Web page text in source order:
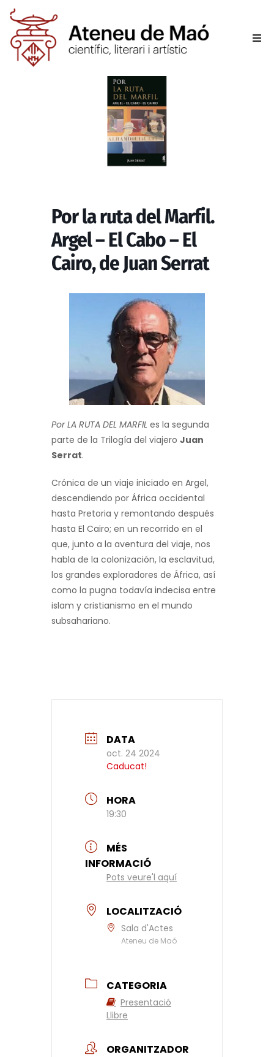
Por la ruta del Marfil.
Argel – El Cabo – El
Cairo, de Juan Serrat
Por LA RUTA DEL MARFIL es la segunda
parte de la Trilogía del viajero Juan
Serrat.
Crónica de un viaje iniciado en Argel,
descendiendo por África occidental
hasta Pretoria y remontando después
hasta El Cairo; en un recorrido en el
que, junto a la aventura del viaje, nos
habla de la colonización, la esclavitud,
los grandes exploradores de África, así
como la pugna todavía indecisa entre
islam y cristianismo en el mundo
subsahariano.
DATA
oct. 24 2024
Caducat!
HORA
19:30
MÉS
INFORMACIÓ
Pots veure'l aquí
LOCALITZACIÓ
Sala d'Actes
Ateneu de Maó
CATEGORIA
Presentació
Llibre
ORGANITZADOR